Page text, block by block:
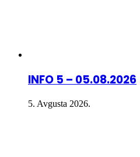
INFO 5 – 05.08.2026
5. Avgusta 2026.